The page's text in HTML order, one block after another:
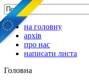
на головну
архів
про нас
написати листа
Головна